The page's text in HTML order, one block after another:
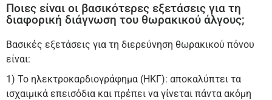
Ποιες είναι οι βασικότερες εξετάσεις για τη
διαφορική διάγνωση του θωρακικού άλγους;
Βασικές εξετάσεις για τη διερεύνηση θωρακικού πόνου
είναι:
1) Το ηλεκτροκαρδιογράφημα (ΗΚΓ): αποκαλύπτει τα
ισχαιμικά επεισόδια και πρέπει να γίνεται πάντα ακόμη